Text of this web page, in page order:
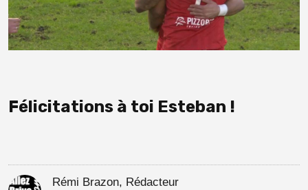
Félicitations à toi Esteban !
Rémi Brazon, Rédacteur